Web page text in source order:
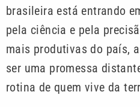
brasileira está entrando
pela ciência e pela
mais produtivas do país,
ser uma promessa
rotina de quem vive da